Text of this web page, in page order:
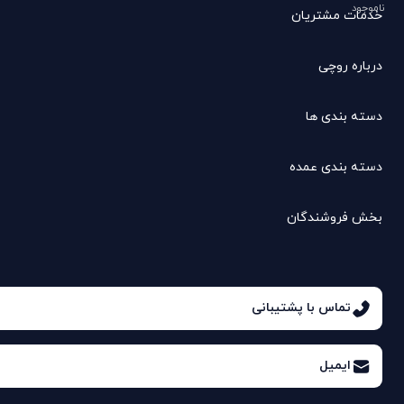
ناموجود
خدمات مشتریان
درباره روچی
دسته بندی ها
دسته بندی عمده
بخش فروشندگان
تماس با پشتیبانی
ایمیل